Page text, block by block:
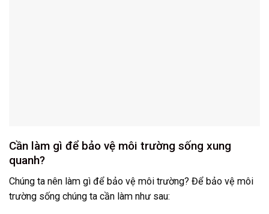
Cần làm gì để bảo vệ môi trường sống xung
quanh?
Chúng ta nên làm gì để bảo vệ môi trường? Để bảo vệ môi
trường sống chúng ta cần làm như sau: